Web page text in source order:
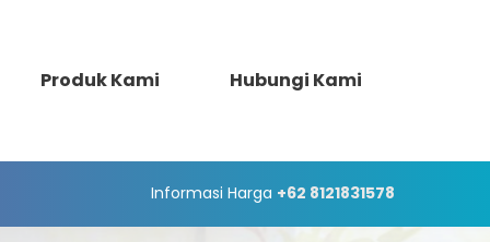
Produk Kami Hubungi Kami
Informasi Harga +62 8121831578